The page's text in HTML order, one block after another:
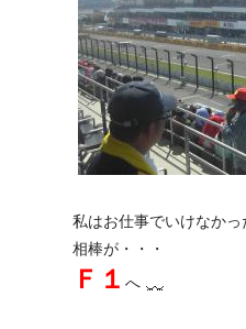
私はお仕事でいけなか
相棒が・・・
Ｆ１ へ